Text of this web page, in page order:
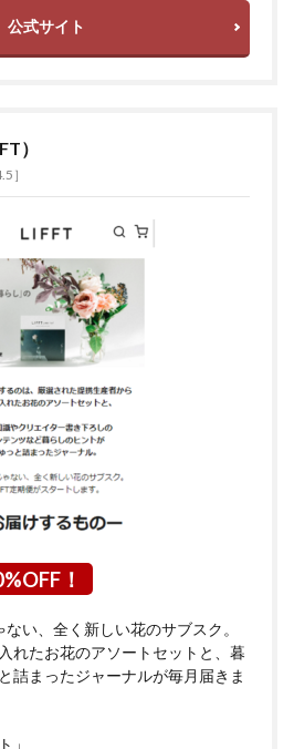
公式サイト
）
！
ない、全く新しい花のサブスク。
れたお花のアソートセットと、暮
詰まったジャーナルが毎月届きま
」